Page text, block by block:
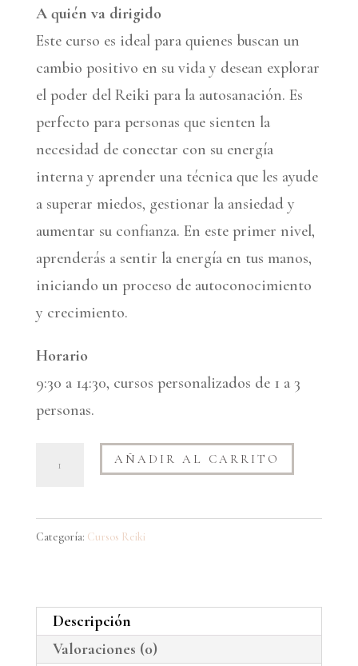
A quién va dirigido
Este curso es ideal para quienes buscan un
cambio positivo en su vida y desean explorar
el poder del Reiki para la autosanación. Es
perfecto para personas que sienten la
necesidad de conectar con su energía
interna y aprender una técnica que les ayude
a superar miedos, gestionar la ansiedad y
aumentar su confianza. En este primer nivel,
aprenderás a sentir la energía en tus manos,
iniciando un proceso de autoconocimiento
y crecimiento.
Horario
9:30 a 14:30, cursos personalizados de 1 a 3
personas.
Reiki
AÑADIR AL CARRITO
Categoría: Cursos Reiki
Descripción
Valoraciones (0)